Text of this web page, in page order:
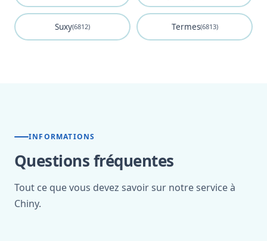
Suxy(6812) Termes(6813)
INFORMATIONS
Questions fréquentes
Tout ce que vous devez savoir sur notre service à
Chiny.